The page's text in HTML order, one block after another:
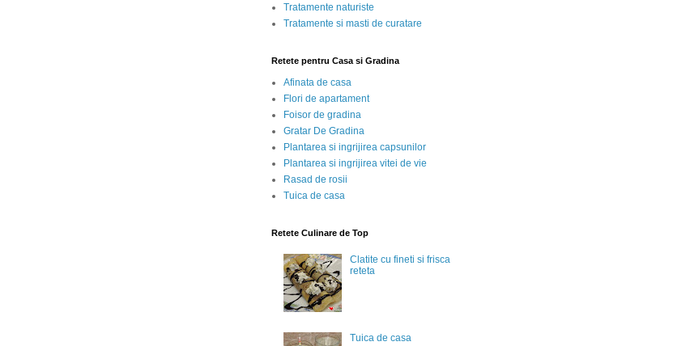
Tratamente naturiste
Tratamente si masti de curatare
Retete pentru Casa si Gradina
Afinata de casa
Flori de apartament
Foisor de gradina
Gratar De Gradina
Plantarea si ingrijirea capsunilor
Plantarea si ingrijirea vitei de vie
Rasad de rosii
Tuica de casa
Retete Culinare de Top
Clatite cu fineti si frisca
reteta
Tuica de casa